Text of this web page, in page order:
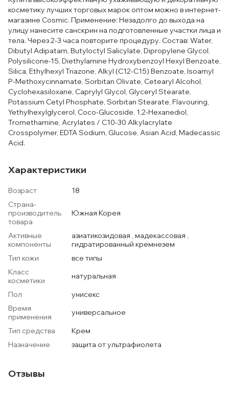
косметику лучших торговых марок оптом можно в интернет-
магазине Cosmic. Применение: Незадолго до выхода на
улицу нанесите санскрин на подготовленные участки лица и
тела. Через 2-3 часа повторите процедуру. Состав: Water,
Dibutyl Adipatam, Butyloctyl Salicylate, Dipropylene Glycol,
Polysilicone-15, Diethylamine Hydroxybenzoyl Hexyl Benzoate,
Silica, Ethylhexyl Triazone, Alkyl (C12-C15) Benzoate, Isoamyl
P-Methoxycinnamate, Sorbitan Olivate, Cetearyl Alcohol,
Cyclohexasiloxane, Caprylyl Glycol, Glyceryl Stearate,
Potassium Cetyl Phosphate, Sorbitan Stearate, Flavouring,
Yethylhexylglycerol, Coco-Glucoside, 1,2-Hexanediol,
Tromethamine, Acrylates / C10-30 Alkylacrylate
Crosspolymer, EDTA Sodium, Glucose, Asian Acid, Madecassic
Acid.
Характеристики
Возраст
18
Страна-
производитель
товара
Южная Корея
Активные
компоненты
азиатикозидовая , мадекассовая ,
гидратированный кремнезем
Тип кожи
все типы
Класс
косметики
натуральная
Пол
унисекс
Время
применения
универсальное
Тип средства
Крем
Назначение
защита от ультрафиолета
Отзывы